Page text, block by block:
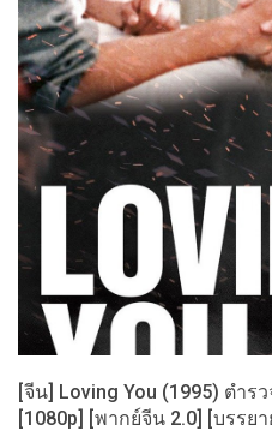
[จีน] Loving You (1995) ตำร
[1080p] [พากย์จีน 2.0] [บรรย